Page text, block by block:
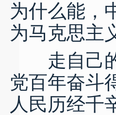
为什么能，
为马克思主
走自己的
党百年奋斗
人民历经千